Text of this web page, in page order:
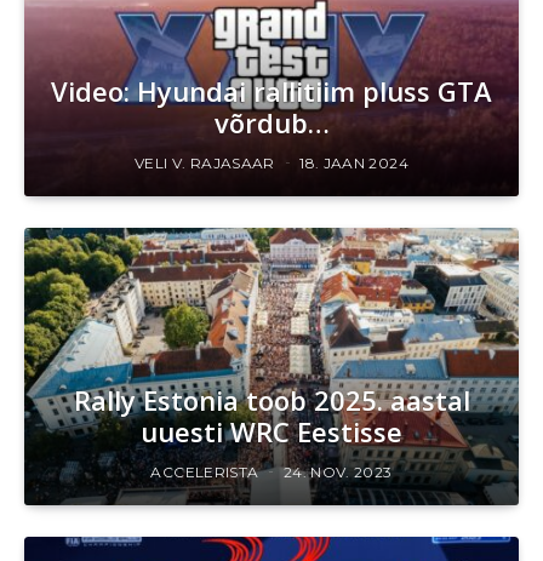
Video: Hyundai rallitiim pluss GTA
võrdub…
VELI V. RAJASAAR 18. JAAN 2024
Rally Estonia toob 2025. aastal
uuesti WRC Eestisse
ACCELERISTA 24. NOV. 2023